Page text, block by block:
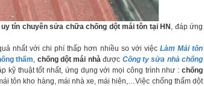
tín chuyên sửa chữa chống dột mái tôn tại HN , đáp ứng
nhất với chi phí thấp hơn nhiều so với việc Làm Mái tôn
thấm, chống dột mái nhàđược Công ty sửa nhà chống
kỹ thuật tốt nhất, ứng dụng với mọi công trình như :chống
tôn kho hàng, mái nhà xe, mái hiên,…Việc chống thấm dột